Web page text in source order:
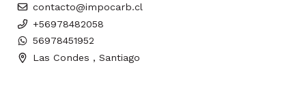
contacto@impocarb.cl
+56978482058
56978451952
Las Condes , Santiago